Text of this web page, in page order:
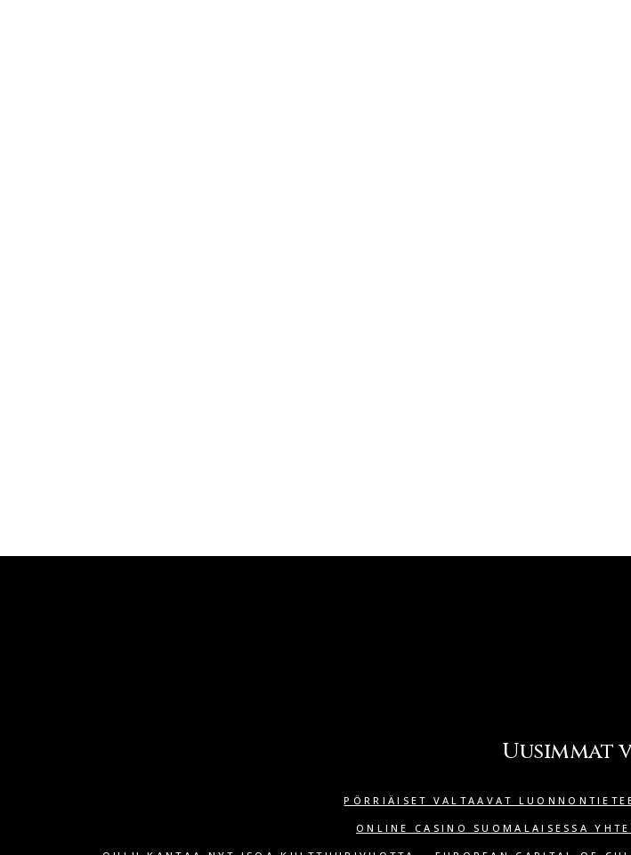
Uusimmat
PÖRRIÄISET VALTAAVAT
ONLINE CASINO SUOMALAISESSA